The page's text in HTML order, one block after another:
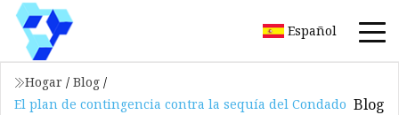
Español
Hogar / Blog /
El plan de contingencia contra la sequía del Condado Blog